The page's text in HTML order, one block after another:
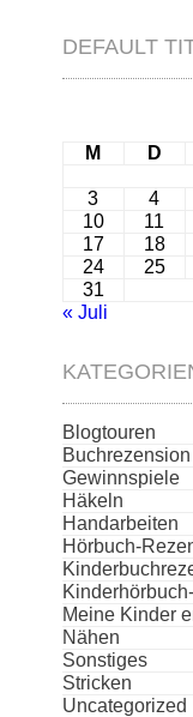
DEFAULT
M
D
3
4
10
11
17
18
24
25
31
« Juli
Blogtouren
Buchrezension
Gewinnspiele
Häkeln
Handarbeiten
Hörbuch-
Meine Kinder
Nähen
Sonstiges
Stricken
Uncategorized